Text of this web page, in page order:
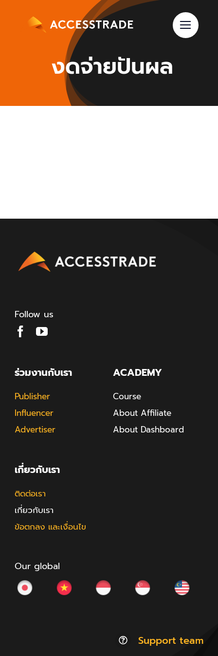
งดจ่ายปันผล
Follow us
ร่วมงานกับเรา
Publisher
Influencer
Advertiser
ACADEMY
Course
About Affiliate
About Dashboard
เกี่ยวกับเรา
ติดต่อเรา
เกี่ยวกับเรา
ข้อตกลง และเงื่อนไข
Our global
Support team